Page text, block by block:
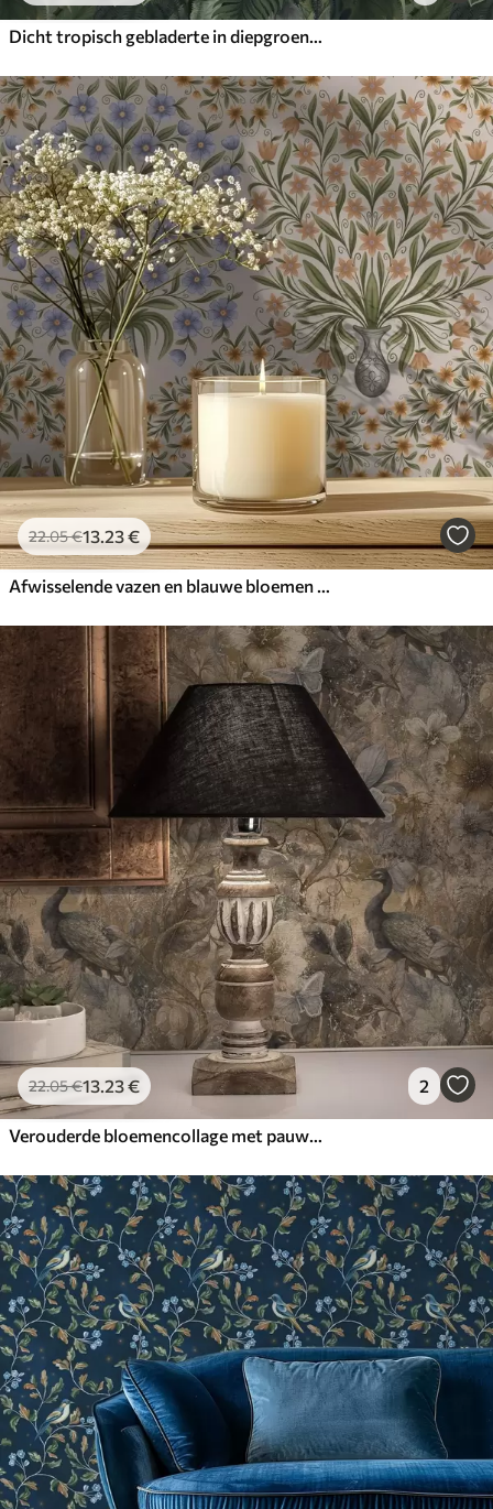
Dicht tropisch gebladerte in diepgroene struikgewas
22.05€13.23€
Afwisselende vazen en blauwe bloemen in salie op blush
22.05€13.23€ 2
Verouderde bloemencollage met pauwen en vlinders